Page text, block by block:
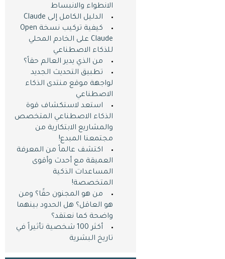
الانطواء والانبساط
الدليل الكامل إلى Claude
كيفية تركيب نسخة Open
Claude على الخادم المحلي
للذكاء الاصطناعي
من الذي يدير العالم حقاً؟
تطبيق التحديث الجديد
لواجهة موقع منتدى الذكاء
الاصطناعي
استعد لاستكشاف قوة
الذكاء الاصطناعي المتخصص
والمشاريع الابتكارية من
مجتمعنا المبدع!
اكتشف عالماً من المعرفة
العميقة مع أحدث وأقوى
المساعدات الذكية
المتخصصة!
من هو المجنون حقًا؟ ومن
هو العاقل؟ هل الحدود بينهما
واضحة كما نعتقد؟
أكثر 100 شخصية تأثيراً في
تاريخ البشرية